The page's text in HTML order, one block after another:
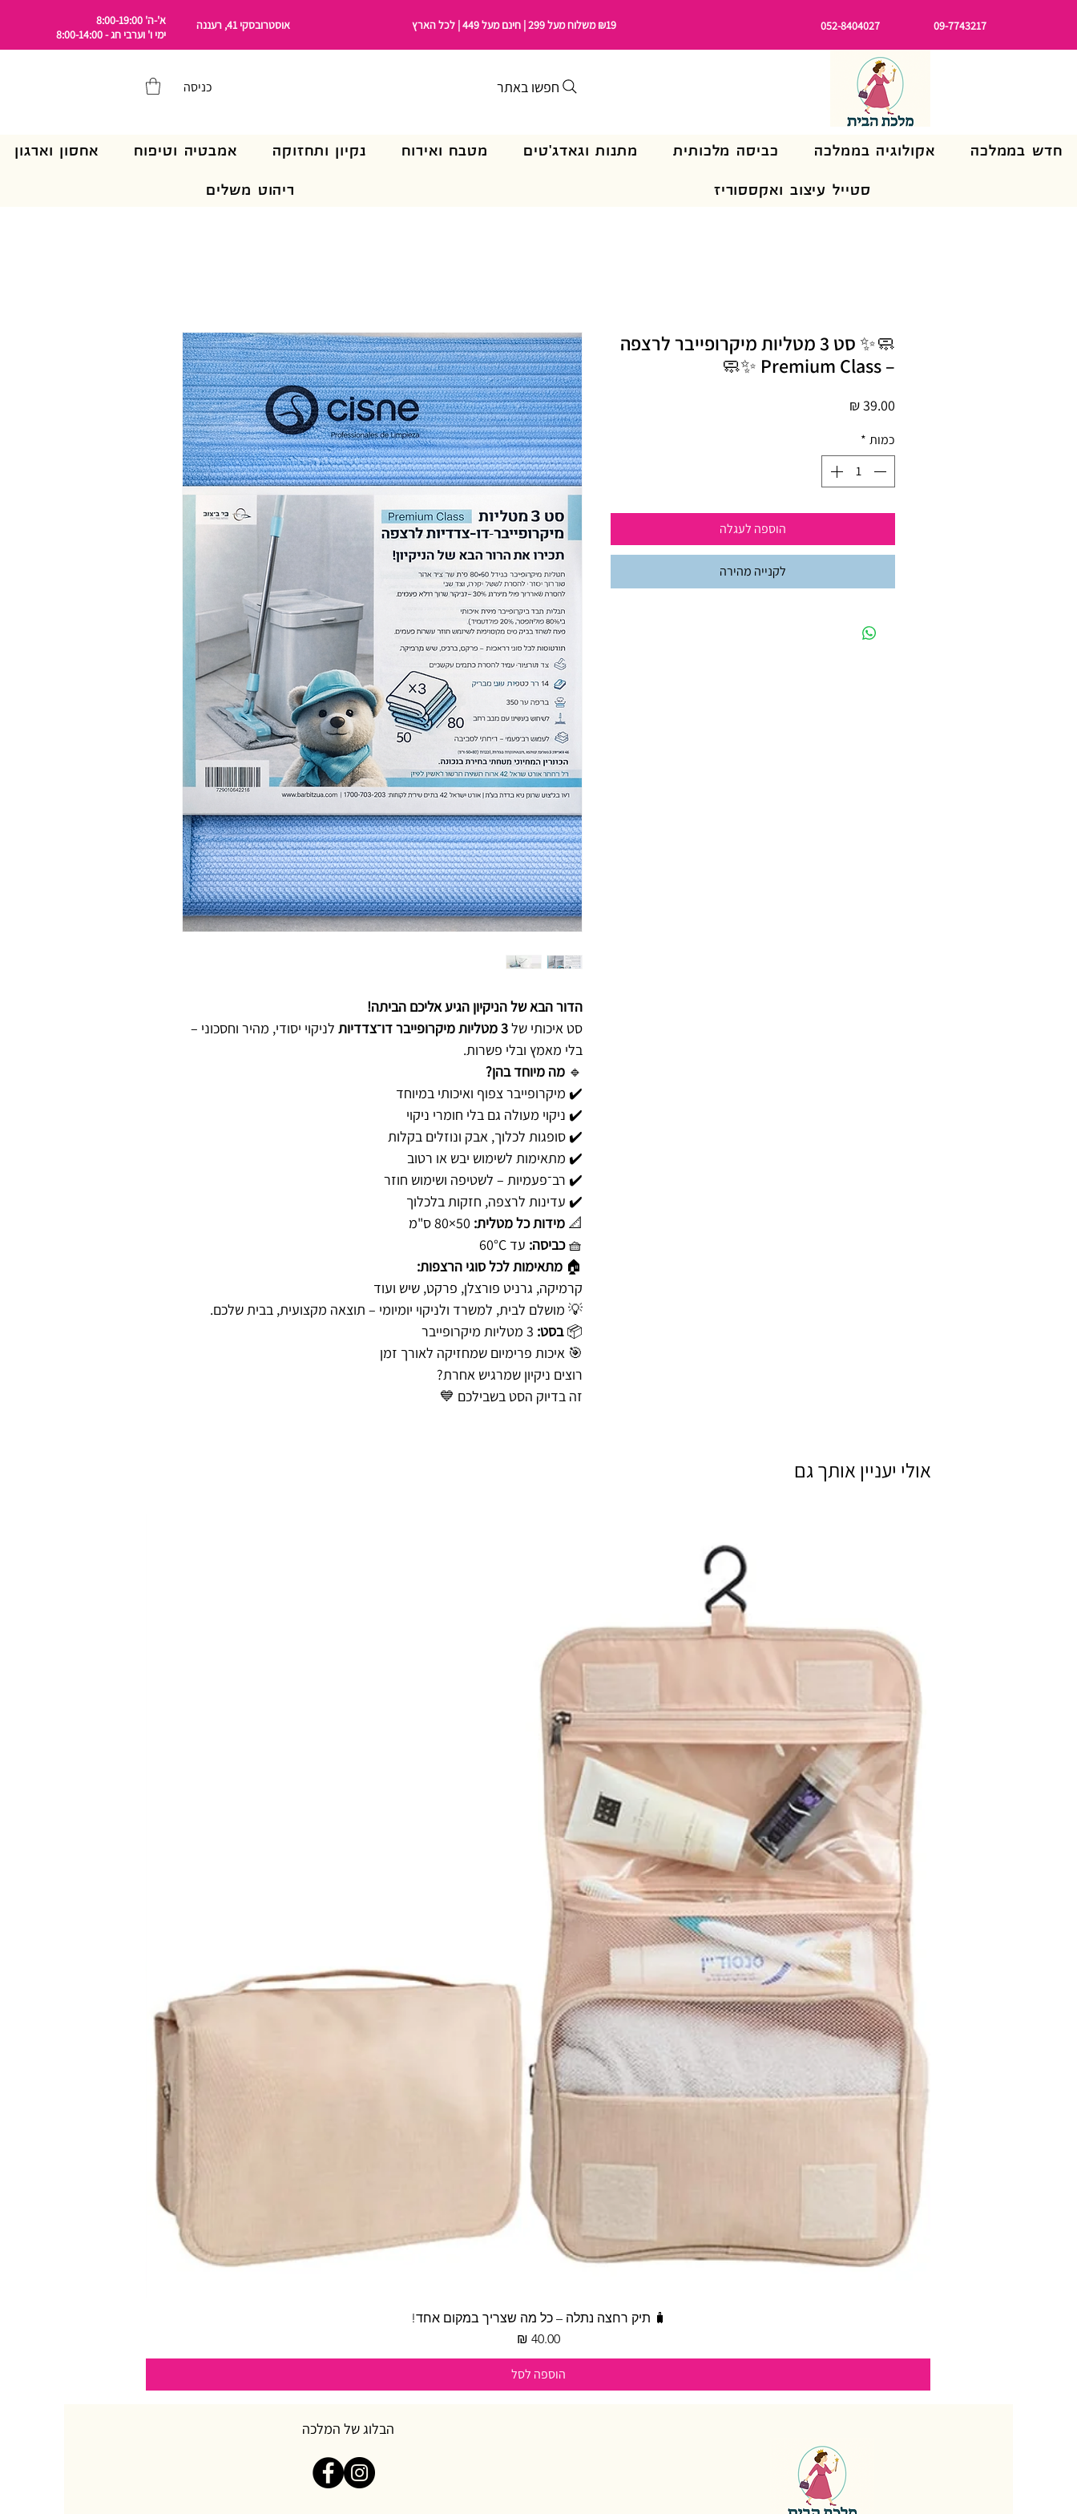
א'-ה' 8:00-19:00
ימי ו' וערבי חג - 8:00-14:00
אוסטרובסקי 41, רעננה ₪19 משלוח מעל 299 | חינם מעל 449 | לכל הארץ 052-8404027 09-7743217
כניסה
חדש בממלכה אקולוגיה בממלכה כביסה מלכותית מתנות וגאדג'טים מטבח ואירוח נקיון ותחזוקה אמבטיה וטיפוח אחסון וארגון
סטייל עיצוב ואקססוריז ריהוט משלים
חפשו באתר
הדור הבא של הניקיון הגיע אליכם הביתה!
סט איכותי של3 מטליות מיקרופייבר דו־צדדיות
לניקוי יסודי, מהיר וחסכוני –
בלי מאמץ ובלי פשרות.
🔹 מה מיוחד בהן?
✔️ מיקרופייבר צפוף ואיכותי במיוחד
✔️ ניקוי מעולה גם בלי חומרי ניקוי
✔️ סופגות לכלוך, אבק ונוזלים בקלות
✔️ מתאימות לשימוש יבש או רטוב
✔️ רב־פעמיות – לשטיפה ושימוש חוזר
✔️ עדינות לרצפה, חזקות בלכלוך
📐 מידות כל מטלית:
🧺כביסה: עד 60°C
🏠 מתאימות לכל סוגי הרצפות:
קרמיקה, גרניט פורצלן, פרקט, שיש ועוד
💡 מושלם לבית, למשרד ולניקוי יומיומי – תוצאה מקצועית, בבית שלכם.
📦בסט:
🎯 איכות פרימיום שמחזיקה לאורך זמן
רוצים ניקיון שמרגיש אחרת?
זה בדיוק הסט בשבילכם 💙
🧼✨ סט 3 מטליות מיקרופייבר לרצפה
– Premium Class ✨🧼
כמות *
הוספה לעגלה
לקנייה מהירה
אולי יעניין אותך גם
תצוגה מהירה
🧳 תיק רחצה נתלה – כל מה שצריך במקום אחד!
מחיר
הוספה לסל
הבלוג של המלכה